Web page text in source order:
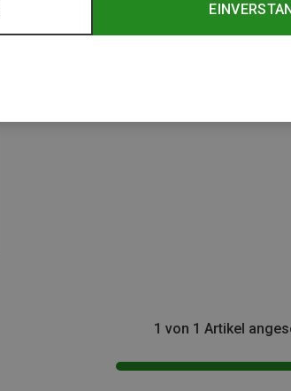
1 von 1 Artikel